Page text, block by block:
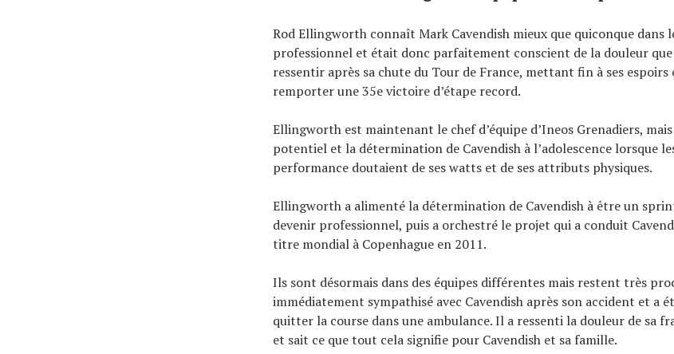
Rod Ellingworth connaît Mark Cavendish mieux que quiconque dans
professionnel et était donc parfaitement conscient de la douleur
ressentir après sa chute du Tour de France, mettant fin à ses espoirs
remporter une 35e victoire d’étape record.
Ellingworth est maintenant le chef d’équipe d’Ineos Grenadiers,
potentiel et la détermination de Cavendish à l’adolescence lorsque
performance doutaient de ses watts et de ses attributs physiques.
Ellingworth a alimenté la détermination de Cavendish à être un
devenir professionnel, puis a orchestré le projet qui a conduit
titre mondial à Copenhague en 2011.
Ils sont désormais dans des équipes différentes mais restent très
immédiatement sympathisé avec Cavendish après son accident et a
quitter la course dans une ambulance. Il a ressenti la douleur de sa
et sait ce que tout cela signifie pour Cavendish et sa famille.